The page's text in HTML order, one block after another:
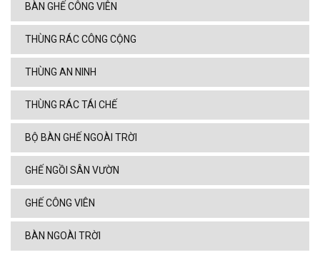
BÀN GHẾ CÔNG VIÊN
THÙNG RÁC CÔNG CỘNG
THÙNG AN NINH
THÙNG RÁC TÁI CHẾ
BỘ BÀN GHẾ NGOÀI TRỜI
GHẾ NGỒI SÂN VƯỜN
GHẾ CÔNG VIÊN
BÀN NGOÀI TRỜI